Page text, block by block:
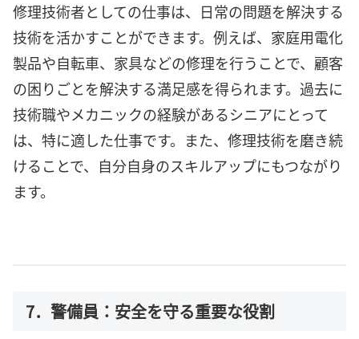
修理技術者としての仕事は、日常の問題を解決する
技術を活かすことができます。例えば、家庭用電化
製品や自転車、家具などの修理を行うことで、顧客
の困りごとを解決する満足感を得られます。過去に
技術職やメカニックの経験があるシニアにとって
は、特に適した仕事です。また、修理技術を磨き続
けることで、自分自身のスキルアップにもつながり
ます。
7．警備員：安全を守る重要な役割